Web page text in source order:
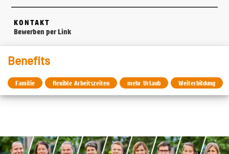
KONTAKT
Bewerben per Link
Benefits
Familie flexible Arbeitszeiten mehr Urlaub Weiterbildung